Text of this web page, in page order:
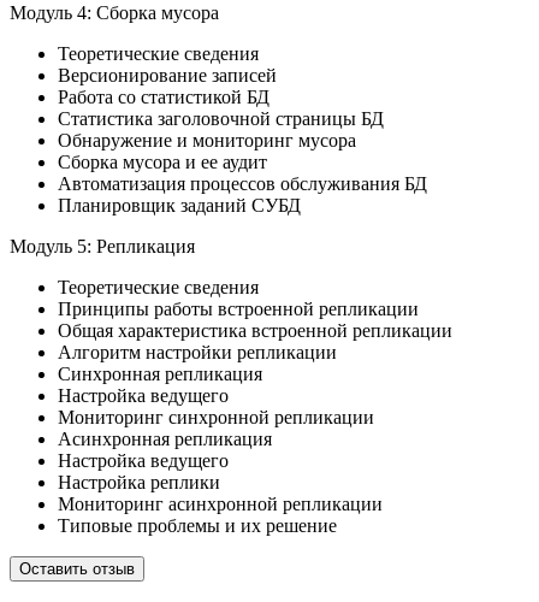
Модуль 4: Сборка мусора
Теоретические сведения
Версионирование записей
Работа со статистикой БД
Статистика заголовочной страницы БД
Обнаружение и мониторинг мусора
Сборка мусора и ее аудит
Автоматизация процессов обслуживания БД
Планировщик заданий СУБД
Модуль 5: Репликация
Теоретические сведения
Принципы работы встроенной репликации
Общая характеристика встроенной репликации
Алгоритм настройки репликации
Синхронная репликация
Настройка ведущего
Мониторинг синхронной репликации
Асинхронная репликация
Настройка ведущего
Настройка реплики
Мониторинг асинхронной репликации
Типовые проблемы и их решение
Оставить отзыв